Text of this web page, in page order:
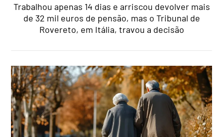
Trabalhou apenas 14 dias e arriscou devolver mais
de 32 mil euros de pensão, mas o Tribunal de
Rovereto, em Itália, travou a decisão